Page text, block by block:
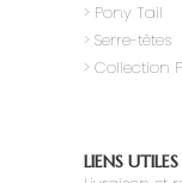
> Pony Tail
> Serre-têtes
> Collection
LIENS UTILES